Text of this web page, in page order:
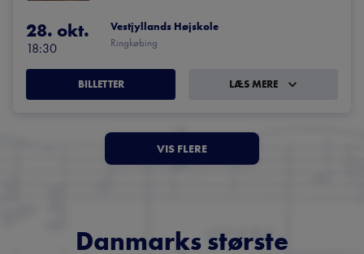
28. okt.
18:30
Vestjyllands Højskole
Ringkøbing
BILLETTER LÆS MERE
VIS FLERE
Danmarks største